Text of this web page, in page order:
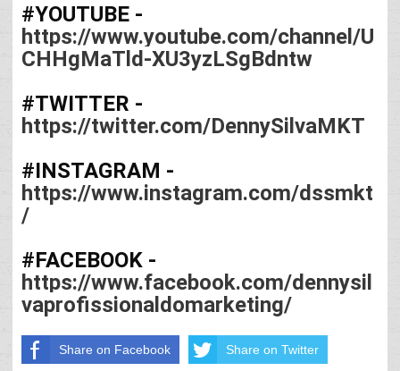
#YOUTUBE
https://www.youtube.com/channel/U
CHHgMaTld-XU3yzLSgBdntw
#TWITTER
https://twitter.com/DennySilvaMKT
#INSTAGRAM
https://www.instagram.com/dssmkt
/
#FACEBOOK
https://www.facebook.com/dennysil
vaprofissionaldomarketing/
Share on Facebook Share on Twitter